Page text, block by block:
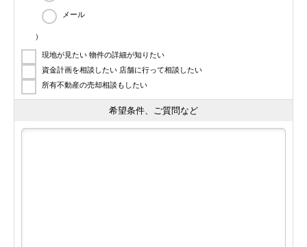
メール
）
現地が見たい 物件の詳細が知りたい
資金計画を相談したい 店舗に行って相談したい
所有不動産の売却相談もしたい
希望条件、ご質問など